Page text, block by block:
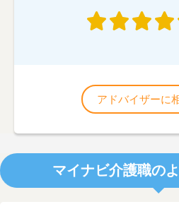
アドバイザーに
マイナビ介護職の